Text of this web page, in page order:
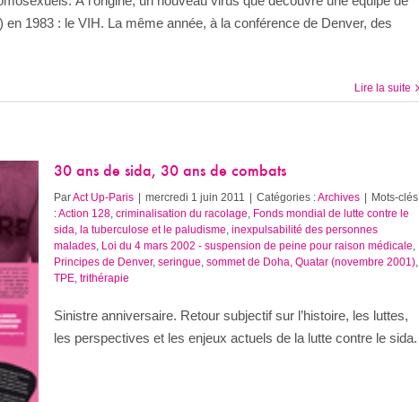
1983 : le VIH. La même année, à la conférence de Denver, des
Lire la suite
30 ans de sida, 30 ans de combats
ParAct Up-Paris | mercredi 1 juin 2011 | Catégories :Archives | Mots-clés
:Action 128 criminalisation du racolage Fonds mondial de lutte contre le
sida, la tuberculose et le paludisme inexpulsabilité des personnes
malades Loi du 4 mars 2002 - suspension de peine pour raison médicale
Principes de Denver, seringue sommet de Doha, Quatar (novembre 2001)
TPE trithérapie
Sinistre anniversaire. Retour subjectif sur l’histoire, les luttes,
les perspectives et les enjeux actuels de la lutte contre le sida.